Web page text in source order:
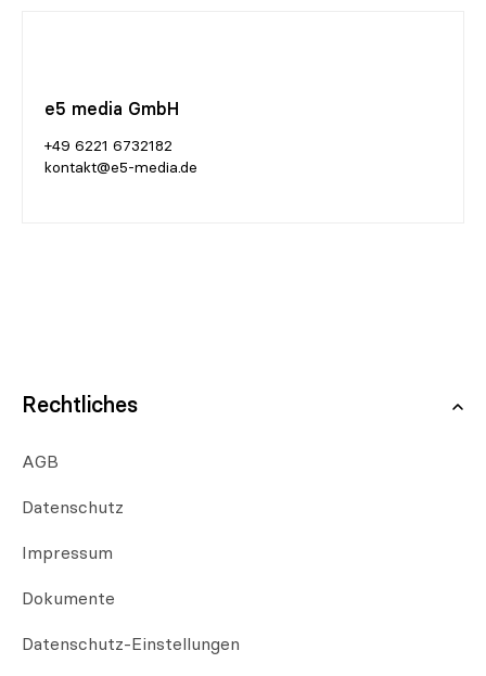
e5 media GmbH
+49 6221 6732182
kontakt@e5-media.de
Rechtliches
AGB
Datenschutz
Impressum
Dokumente
Datenschutz-Einstellungen